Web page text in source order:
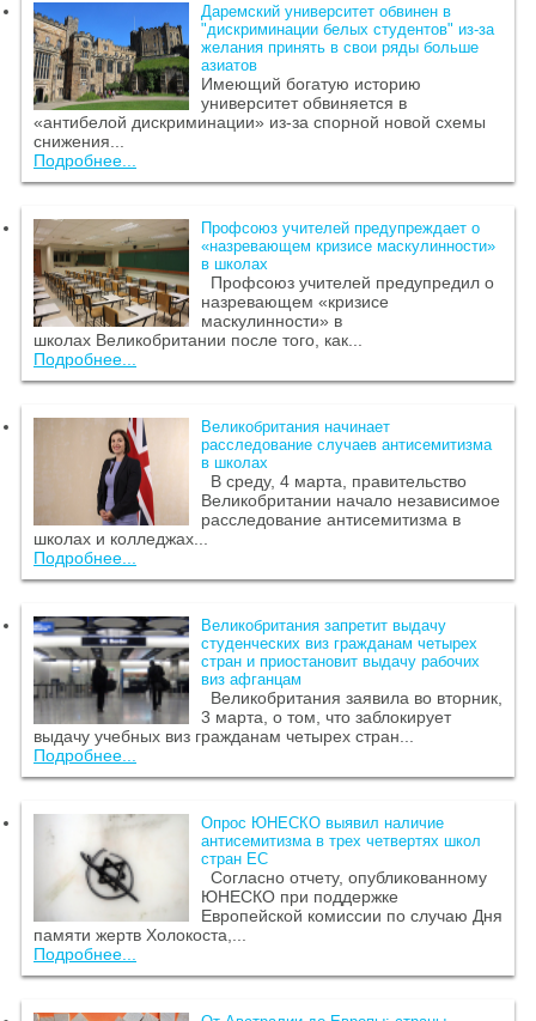
Даремский университет обвинен в
"дискриминации белых студентов" из-за
желания принять в свои ряды больше
азиатов
Имеющий богатую историю
университет обвиняется в
«антибелой дискриминации» из-за спорной новой схемы
снижения...
Подробнее...
Профсоюз учителей предупреждает о
«назревающем кризисе маскулинности»
в школах
Профсоюз учителей предупредил о
назревающем «кризисе
маскулинности» в
школах Великобритании после того, как...
Подробнее...
Великобритания начинает
расследование случаев антисемитизма
в школах
В среду, 4 марта, правительство
Великобритании начало независимое
расследование антисемитизма в
школах и колледжах...
Подробнее...
Великобритания запретит выдачу
студенческих виз гражданам четырех
стран и приостановит выдачу рабочих
виз афганцам
Великобритания заявила во вторник,
3 марта, о том, что заблокирует
выдачу учебных виз гражданам четырех стран...
Подробнее...
Опрос ЮНЕСКО выявил наличие
антисемитизма в трех четвертях школ
стран ЕС
Согласно отчету, опубликованному
ЮНЕСКО при поддержке
Европейской комиссии по случаю Дня
памяти жертв Холокоста,...
Подробнее...